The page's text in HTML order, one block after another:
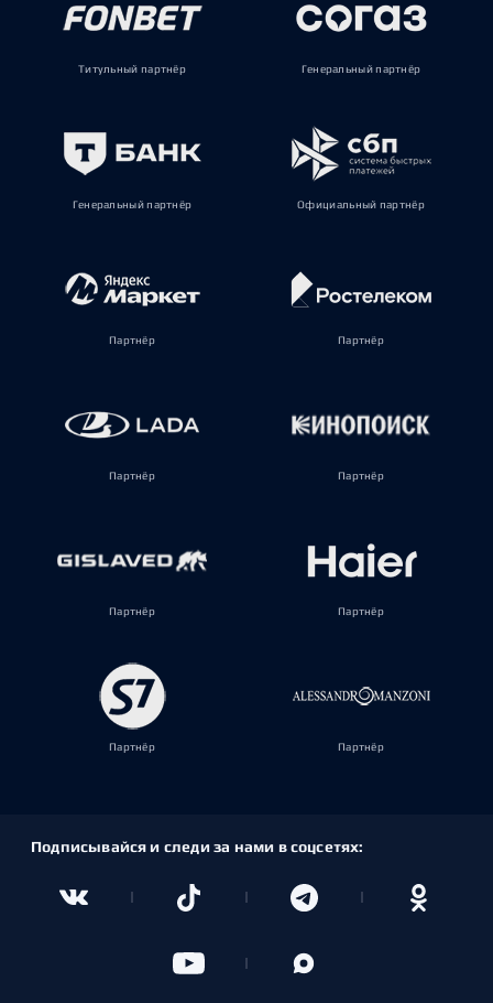
Титульный партнёр Генеральный партнёр
Генеральный партнёр Официальный партнёр
Партнёр Партнёр
Партнёр Партнёр
Партнёр Партнёр
Партнёр Партнёр
Подписывайся и следи за нами в соцсетях: